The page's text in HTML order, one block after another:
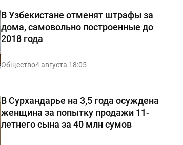
В Узбекистане отменят штрафы за
дома, самовольно построенные до
2018 года
Общество4 августа 18:05
В Сурхандарье на 3,5 года осуждена
женщина за попытку продажи 11-
летнего сына за 40 млн сумов